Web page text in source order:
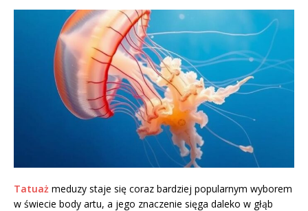
Tatuaż meduzy staje się coraz bardziej popularnym wyborem
w świecie body artu, a jego znaczenie sięga daleko w głąb